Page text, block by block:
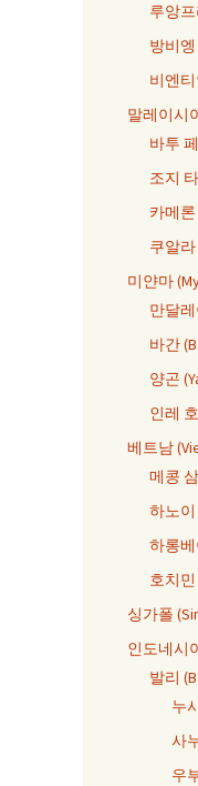
루앙프
방비엥
비엔
말레이시
바투
조지
카메
쿠알라
미얀마
만달레
바간
양곤
인레
베트남
메콩
하노이
하롱베
호치민
싱가폴
인도네시
발리
누
사
우